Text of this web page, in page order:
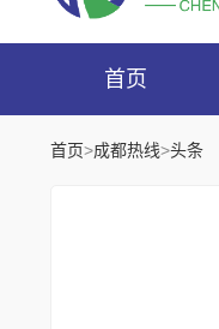
首页
首页>成都热线>头条